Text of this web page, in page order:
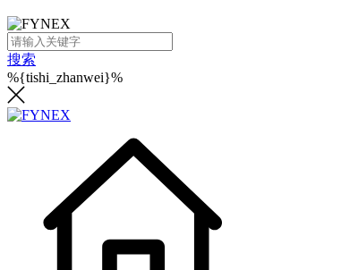
搜索
%{tishi_zhanwei}%